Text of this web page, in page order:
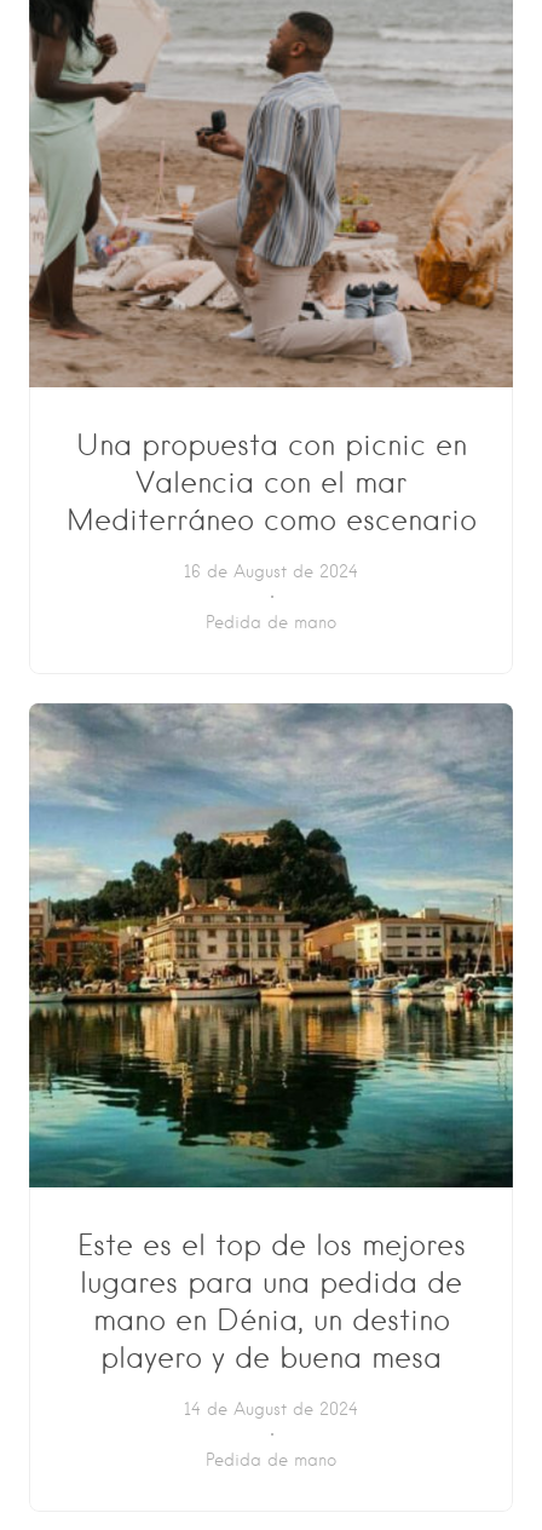
Una propuesta con picnic en
Valencia con el mar
Mediterráneo como escenario
16 de August de 2024
Pedida de mano
Este es el top de los mejores
lugares para una pedida de
mano en Dénia, un destino
playero y de buena mesa
14 de August de 2024
Pedida de mano